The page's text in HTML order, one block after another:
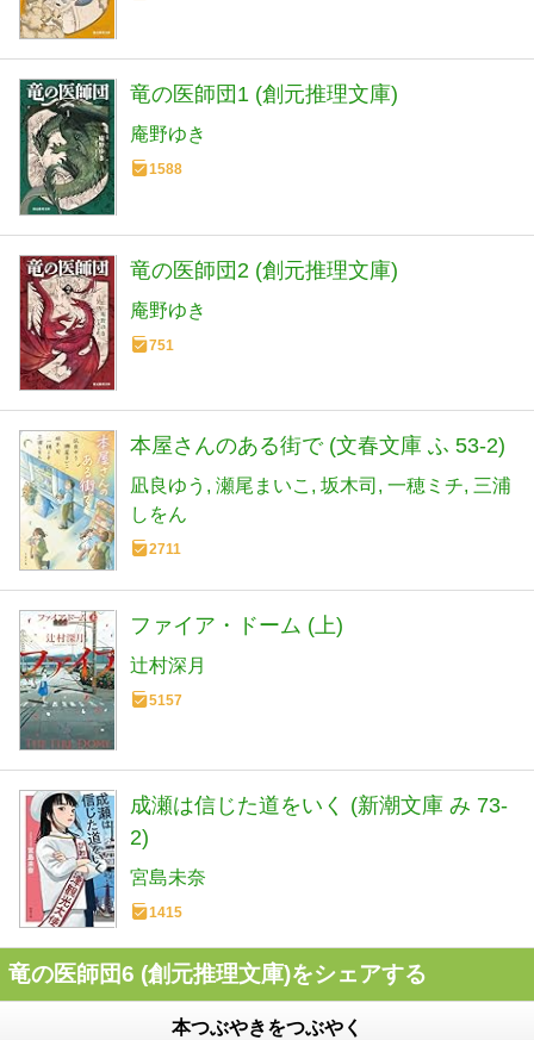
竜の医師団1 (創元推理文庫)
庵野ゆき
1588
竜の医師団2 (創元推理文庫)
庵野ゆき
751
本屋さんのある街で (文春文庫 ふ 53-2)
凪良ゆう 瀬尾まいこ 坂木司 一穂ミチ 三浦
しをん
2711
ファイア・ドーム (上)
辻村深月
5157
成瀬は信じた道をいく (新潮文庫 み 73-
2)
宮島未奈
1415
竜の医師団6 (創元推理文庫)をシェアする
本つぶやきをつぶやく